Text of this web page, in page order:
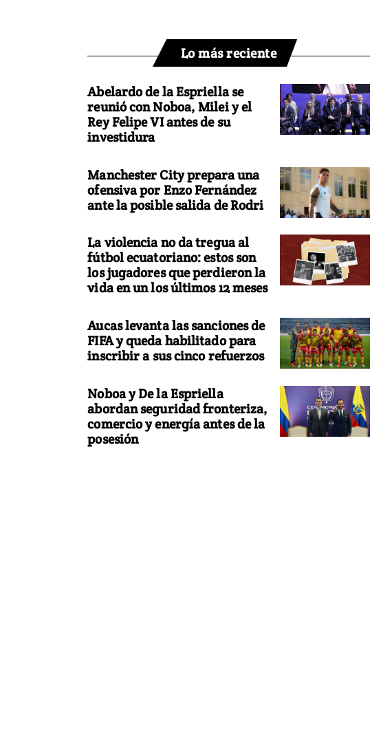
Lo más reciente
Abelardo de la Espriella se
reunió con Noboa, Milei y el
Rey Felipe VI antes de su
investidura
Manchester City prepara una
ofensiva por Enzo Fernández
ante la posible salida de Rodri
La violencia no da tregua al
fútbol ecuatoriano: estos son
los jugadores que perdieron la
vida en un los últimos 12 meses
Aucas levanta las sanciones de
FIFA y queda habilitado para
inscribir a sus cinco refuerzos
Noboa y De la Espriella
abordan seguridad fronteriza,
comercio y energía antes de la
posesión